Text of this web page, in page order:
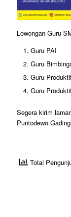
Lowongan Guru
Guru PAI
Guru
Guru
Guru
Segera kirim
Puntodewo
Total